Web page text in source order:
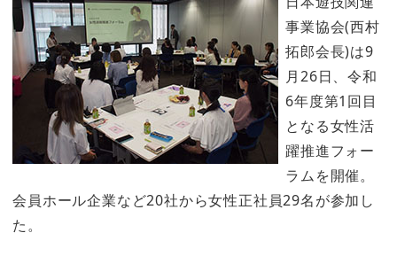
事業協会(西村
拓郎会長)は9
月26日、令和
6年度第1回目
となる女性活
躍推進フォー
ラムを開催。
会員ホール企業など20社から女性正社員29名が参加し
た。